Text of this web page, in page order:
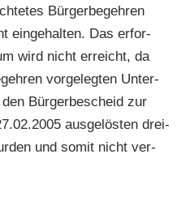
Bür­ger­be­geh­ren
ein­ge­hal­ten. Das er­for­
wird nicht er­reicht, da
vor­ge­leg­ten Un­ter­
Bür­ger­be­scheid zur
aus­ge­lös­ten drei­
und somit nicht ver­